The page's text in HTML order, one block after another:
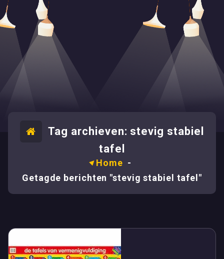
Tag archieven: stevig stabiel
tafel
Home -
Getagde berichten "stevig stabiel tafel"